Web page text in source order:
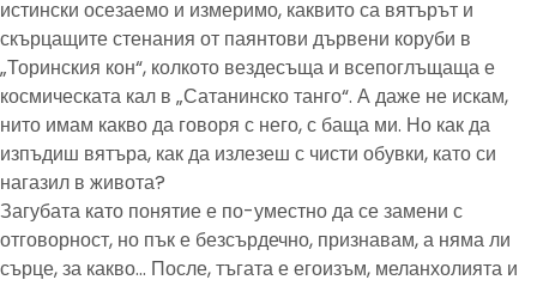
истински осезаемо и измеримо, каквито са вятърът и
скърцащите стенания от паянтови дървени коруби в
„Торинския кон“, колкото вездесъща и всепоглъщаща е
космическата кал в „Сатанинско танго“. А даже не искам,
нито имам какво да говоря с него, с баща ми. Но как да
изпъдиш вятъра, как да излезеш с чисти обувки, като си
нагазил в живота?
Загубата като понятие е по-уместно да се замени с
отговорност, но пък е безсърдечно, признавам, а няма ли
сърце, за какво… После, тъгата е егоизъм, меланхолията и